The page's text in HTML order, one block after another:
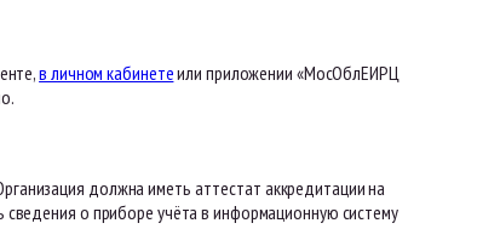
в личном кабинетеили приложении «МосОблЕИРЦ
должна иметь аттестат аккредитации на
о приборе учёта в информационную систему